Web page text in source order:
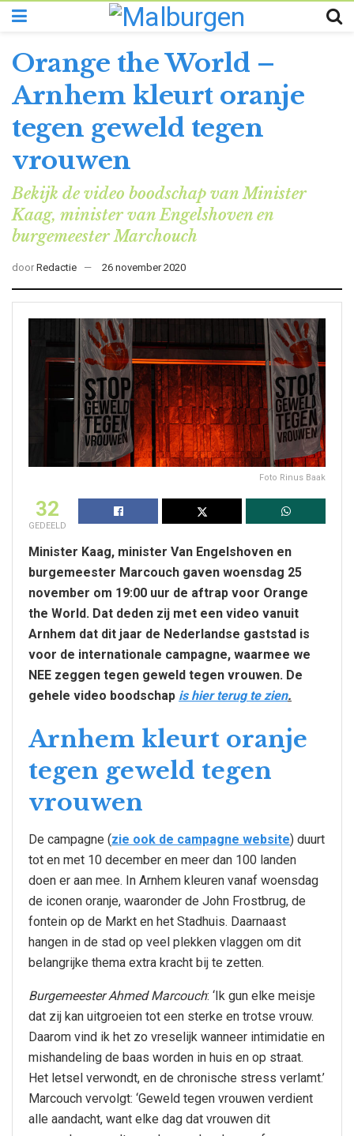
Orange the World –
Arnhem kleurt oranje
tegen geweld tegen
vrouwen
Bekijk de video boodschap van Minister
Kaag, minister van Engelshoven en
burgemeester Marchouch
door Redactie 26 november 2020
Foto Rinus Baak
32
GEDEELD
Minister Kaag, minister Van Engelshoven en
burgemeester Marcouch gaven woensdag 25
november om 19:00 uur de aftrap voor Orange
the World. Dat deden zij met een video vanuit
Arnhem dat dit jaar de Nederlandse gaststad is
voor de internationale campagne, waarmee we
NEE zeggen tegen geweld tegen vrouwen. De
gehele video boodschap is hier terug te zien.
Arnhem kleurt oranje
tegen geweld tegen
vrouwen
De campagne (zie ook de campagne website) duurt
tot en met 10 december en meer dan 100 landen
doen er aan mee. In Arnhem kleuren vanaf woensdag
de iconen oranje, waaronder de John Frostbrug, de
fontein op de Markt en het Stadhuis. Daarnaast
hangen in de stad op veel plekken vlaggen om dit
belangrijke thema extra kracht bij te zetten.
Burgemeester Ahmed Marcouch: ‘Ik gun elke meisje
dat zij kan uitgroeien tot een sterke en trotse vrouw.
Daarom vind ik het zo vreselijk wanneer intimidatie en
mishandeling de baas worden in huis en op straat.
Het letsel verwondt, en de chronische stress verlamt.’
Marcouch vervolgt: ‘Geweld tegen vrouwen verdient
alle aandacht, want elke dag dat vrouwen dit